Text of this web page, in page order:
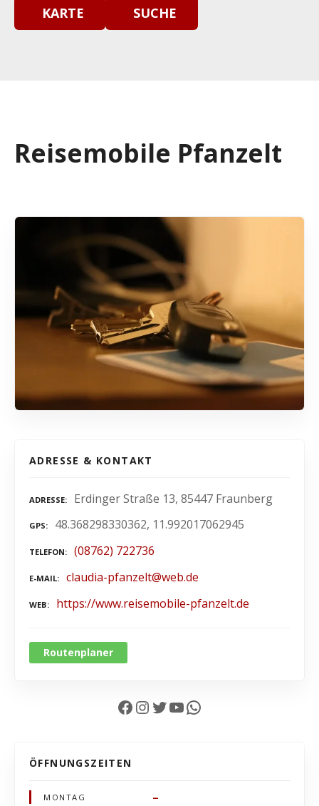
KARTE SUCHE
Reisemobile Pfanzelt
ADRESSE & KONTAKT
ADRESSE Erdinger Straße 13, 85447 Fraunberg
GPS 48.368298330362, 11.992017062945
TELEFON (08762) 722736
E-MAIL claudia-pfanzelt@web.de
WEB https://www.reisemobile-pfanzelt.de
Routenplaner
Facebook InstagramTwitter YouTube WhatsApp
ÖFFNUNGSZEITEN
MONTAG –